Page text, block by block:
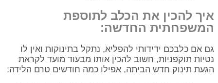
איך להכין את הכלב לתוספת
המשפחתית החדשה:
גם אם כלבכם ידידותי להפליא, נתקל בתינוקות ואין לו
נטיות תוקפניות, חשוב להכין אותו מבעוד מועד לקראת
הגעת תינוק חדש הביתה, אפילו כמה חודשים טרם הלידה: